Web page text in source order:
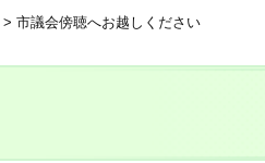
> 市議会傍聴へお越しください